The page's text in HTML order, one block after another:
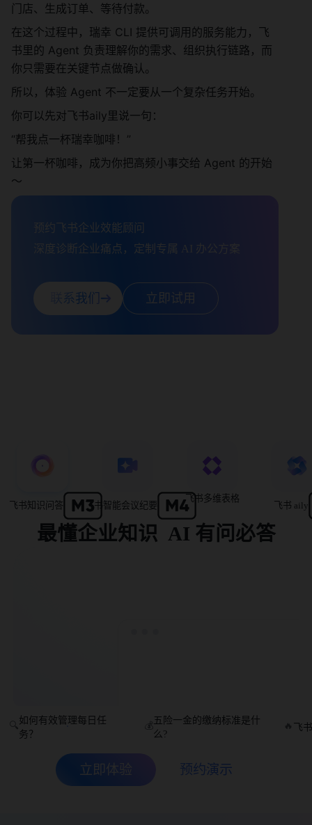
门店、生成订单、等待付款。
在这个过程中，瑞幸 CLI 提供可调用的服务能力，飞
书里的 Agent 负责理解你的需求、组织执行链路，而
你只需要在关键节点做确认。
所以，体验 Agent 不一定要从一个复杂任务开始。
你可以先对飞书aily里说一句：
“帮我点一杯瑞幸咖啡！”
让第一杯咖啡，成为你把高频小事交给 Agent 的开始
～
预约飞书企业效能顾问
深度诊断企业痛点，定制专属 AI 办公方案
联系我们 立即试用
飞书知识问答 飞书智能会议纪要
飞书多维表格
飞书 aily
最懂企业知识  AI 有问必答
🔍
如何有效管理每日任
务？
💰
五险一金的缴纳标准是什
么?
🔥 飞
立即体验 预约演示